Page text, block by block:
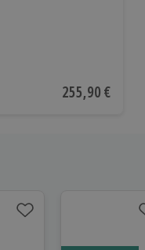
3 BewertungenAktueller Preis
255,90 €